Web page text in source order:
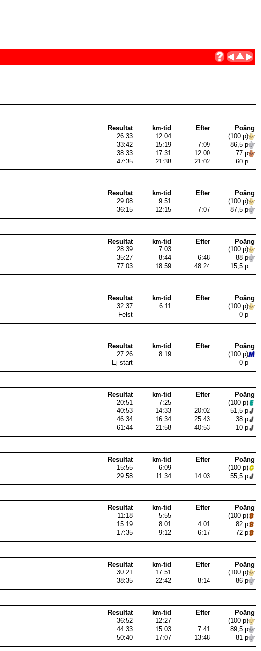
Resultat km-tid Efter
Poäng
26:33 12:04
(100 p)
33:42 15:19 7:09
86,5 p
38:33 17:31 12:00
77 p
47:35 21:38 21:02 60 p
Resultat km-tid Efter
Poäng
29:08 9:51
(100 p)
36:15 12:15 7:07 87,5 p
Resultat km-tid Efter
Poäng
28:39 7:03
(100 p)
35:27 8:44 6:48
88 p
77:03 18:59 48:24 15,5 p
Resultat km-tid Efter
Poäng
32:37 6:11
(100 p)
Felst 0 p
Resultat km-tid Efter
Poäng
27:26 8:19
(100 p)
Ej start 0 p
Resultat km-tid Efter
Poäng
20:51 7:25
(100 p)
40:53 14:33 20:02
51,5 p
46:34 16:34 25:43
38 p
61:44 21:58 40:53 10 p
Resultat km-tid Efter
Poäng
15:55 6:09
(100 p)
29:58 11:34 14:03 55,5 p
Resultat km-tid Efter
Poäng
11:18 5:55
(100 p)
15:19 8:01 4:01
82 p
17:35 9:12 6:17 72 p
Resultat km-tid Efter
Poäng
30:21 17:51
(100 p)
38:35 22:42 8:14 86 p
Resultat km-tid Efter
Poäng
36:52 12:27
(100 p)
44:33 15:03 7:41
89,5 p
50:40 17:07 13:48 81 p